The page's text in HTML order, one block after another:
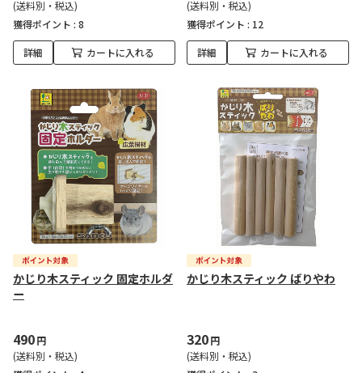
(送料別・税込)
獲得ポイント : 8
詳細 カートに入れる
(送料別・税込)
獲得ポイント : 12
詳細 カートに入れる
かじり木スティック 固定ホルダ
ー
490円
(送料別・税込)
かじり木スティック ばりやわ
320円
(送料別・税込)